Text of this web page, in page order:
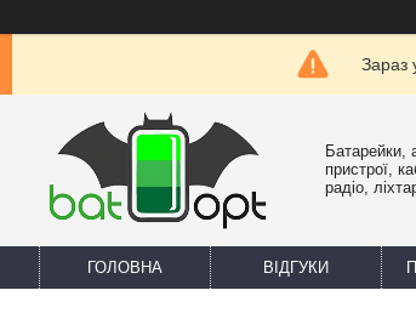
Зараз
Батарейки,
пристрої,
радіо,
ГОЛОВНА ВІДГУКИ